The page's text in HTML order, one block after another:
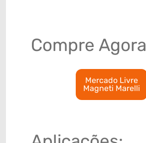
Compre Agora
Mercado Livre
Magneti Marelli